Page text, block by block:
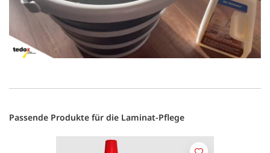
Passende Produkte für die Laminat-Pflege